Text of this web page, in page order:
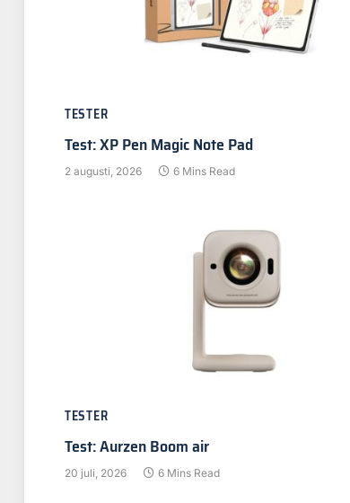
TESTER
Test: XP Pen Magic Note Pad
2 augusti, 2026 6 Mins Read
TESTER
Test: Aurzen Boom air
20 juli, 2026 6 Mins Read